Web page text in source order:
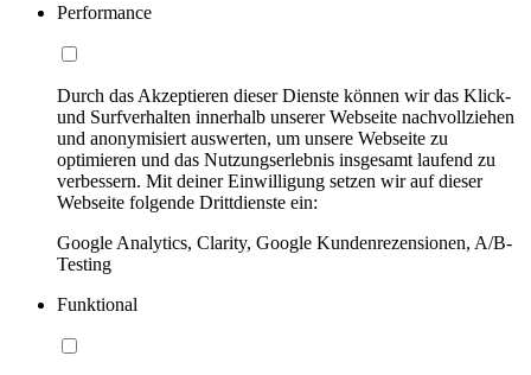
Performance
Durch das Akzeptieren dieser Dienste können wir das Klick-
und Surfverhalten innerhalb unserer Webseite nachvollziehen
und anonymisiert auswerten, um unsere Webseite zu
optimieren und das Nutzungserlebnis insgesamt laufend zu
verbessern. Mit deiner Einwilligung setzen wir auf dieser
Webseite folgende Drittdienste ein:
Google Analytics, Clarity, Google Kundenrezensionen, A/B-
Testing
Funktional